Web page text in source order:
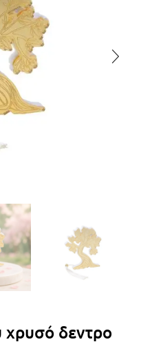
δεντρο